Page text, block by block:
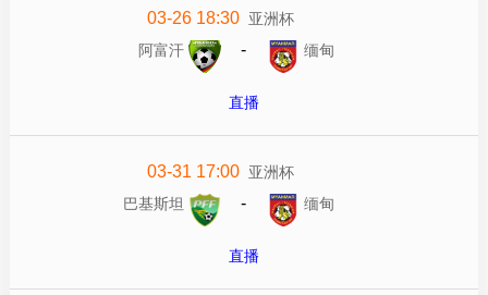
03-26 18:30 亚洲杯
阿富汗
- 缅甸
直播
03-31 17:00 亚洲杯
巴基斯坦
- 缅甸
直播